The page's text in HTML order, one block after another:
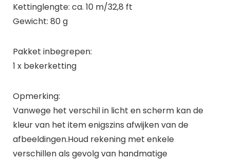
Kettinglengte: ca. 10 m/32,8 ft
Gewicht: 80 g
Pakket inbegrepen:
1 x bekerketting
Opmerking:
Vanwege het verschil in licht en scherm kan de
kleur van het item enigszins afwijken van de
afbeeldingen.Houd rekening met enkele
verschillen als gevolg van handmatige